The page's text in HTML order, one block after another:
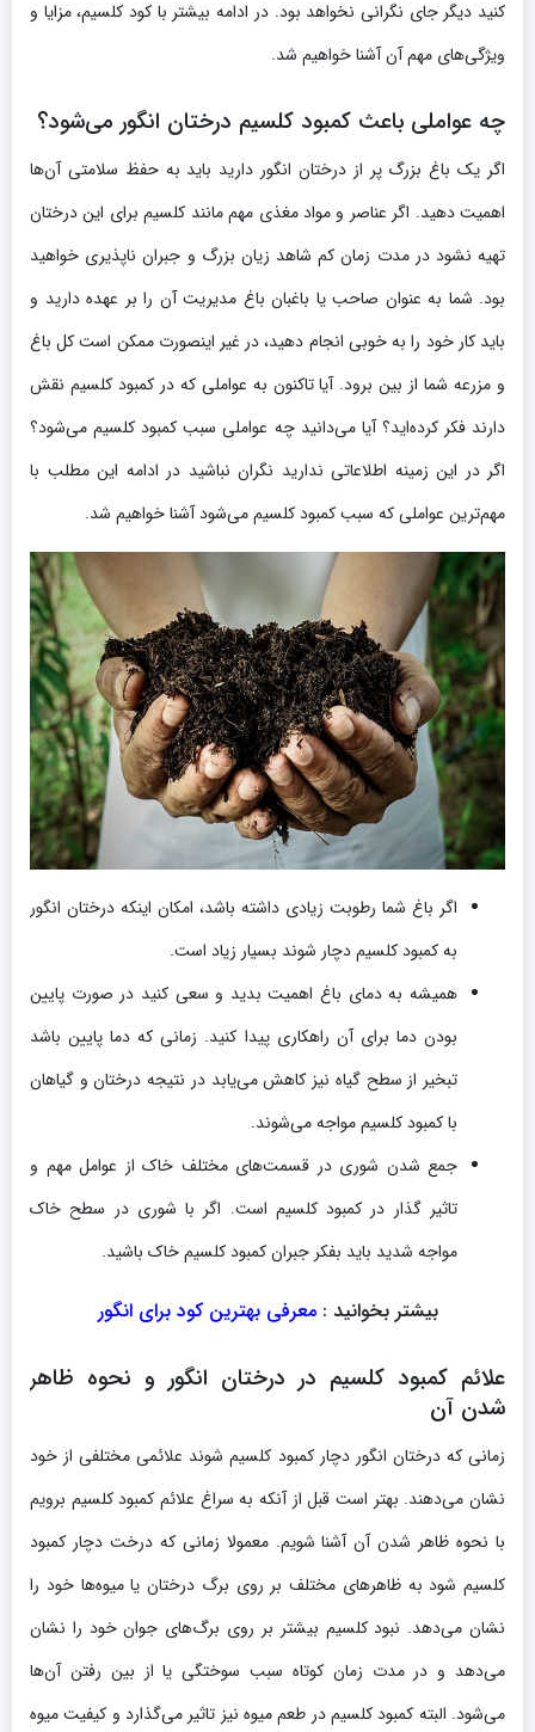
کنید دیگر جای نگرانی نخواهد بود. در ادامه بیشتر با کود کلسیم، مزایا و
ویژگی‌های مهم آن آشنا خواهیم شد.
چه عواملی باعث کمبود کلسیم درختان انگور می‌شود؟
اگر یک باغ بزرگ پر از درختان انگور دارید باید به حفظ سلامتی آن‌ها
اهمیت دهید. اگر عناصر و مواد مغذی مهم مانند کلسیم برای این درختان
تهیه نشود در مدت زمان کم شاهد زیان بزرگ و جبران ناپذیری خواهید
بود. شما به عنوان صاحب یا باغبان باغ مدیریت آن را بر عهده دارید و
باید کار خود را به خوبی انجام دهید، در غیر اینصورت ممکن است کل باغ
و مزرعه شما از بین برود. آیا تاکنون به عواملی که در کمبود کلسیم نقش
دارند فکر کرده‌اید؟ آیا می‌دانید چه عواملی سبب کمبود کلسیم می‌شود؟
اگر در این زمینه اطلاعاتی ندارید نگران نباشید در ادامه این مطلب با
مهم‌ترین عواملی که سبب کمبود کلسیم می‌شود آشنا خواهیم شد.
اگر باغ شما رطوبت زیادی داشته باشد، امکان اینکه درختان انگور
به کمبود کلسیم دچار شوند بسیار زیاد است.
همیشه به دمای باغ اهمیت بدید و سعی کنید در صورت پایین
بودن دما برای آن راهکاری پیدا کنید. زمانی که دما پایین باشد
تبخیر از سطح گیاه نیز کاهش می‌یابد در نتیجه درختان و گیاهان
با کمبود کلسیم مواجه می‌شوند.
جمع شدن شوری در قسمت‌های مختلف خاک از عوامل مهم و
تاثیر گذار در کمبود کلسیم است. اگر با شوری در سطح خاک
مواجه شدید باید بفکر جبران کمبود کلسیم خاک باشید.
بیشتر بخوانید :معرفی بهترین کود برای انگور
علائم کمبود کلسیم در درختان انگور و نحوه ظاهر
شدن آن
زمانی که درختان انگور دچار کمبود کلسیم شوند علائمی مختلفی از خود
نشان می‌دهند. بهتر است قبل از آنکه به سراغ علائم کمبود کلسیم برویم
با نحوه ظاهر شدن آن آشنا شویم. معمولا زمانی که درخت دچار کمبود
کلسیم شود به ظاهرهای مختلف بر روی برگ درختان یا میوه‌ها خود را
نشان می‌دهد. نبود کلسیم بیشتر بر روی برگ‌های جوان خود را نشان
می‌دهد و در مدت زمان کوتاه سبب سوختگی یا از بین رفتن آن‌ها
می‌شود. البته کمبود کلسیم در طعم میوه نیز تاثیر می‌گذارد و کیفیت میوه